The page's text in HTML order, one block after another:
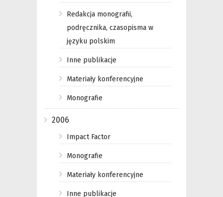
Redakcja monografii,
podręcznika, czasopisma w
języku polskim
Inne publikacje
Materiały konferencyjne
Monografie
2006
Impact Factor
Monografie
Materiały konferencyjne
Inne publikacje